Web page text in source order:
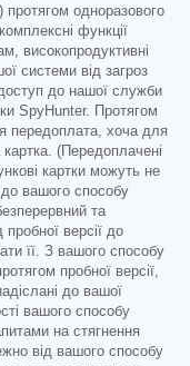
протягом одноразового
функції
високопродуктивні
системи від загроз
до нашої служби
SpyHunter. Протягом
передоплата, хоча для
картка. (Передоплачені
картки можуть не
вашого способу
та
версії до
її. З вашого способу
пробної версії,
до вашої
вашого способу
на стягнення
від вашого способу